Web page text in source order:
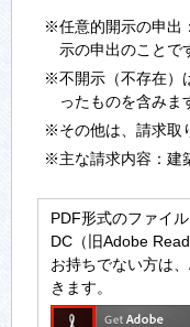
※任意的開示の申出
示の申出のことで
※不開示（不存在）
ったものを含みま
※その他は、請求取
※主な請求内容：建
PDF形式のファイ
DC（旧Adobe
お持ちでない方は
きます。